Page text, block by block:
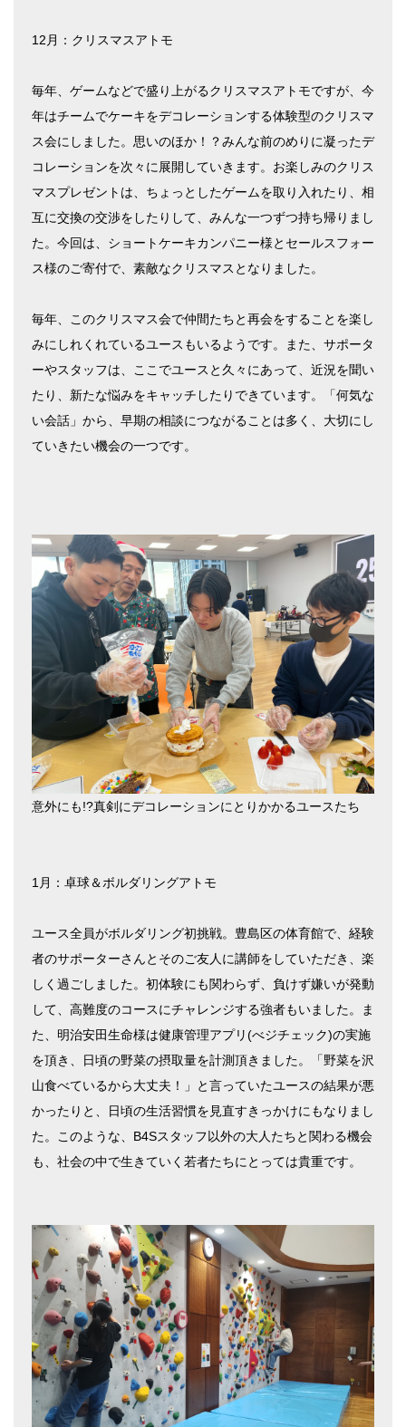
12月：クリスマスアトモ
毎年、ゲームなどで盛り上がるクリスマスアトモですが、今
年はチームでケーキをデコレーションする体験型のクリスマ
ス会にしました。思いのほか！？みんな前のめりに凝ったデ
コレーションを次々に展開していきます。お楽しみのクリス
マスプレゼントは、ちょっとしたゲームを取り入れたり、相
互に交換の交渉をしたりして、みんな一つずつ持ち帰りまし
た。今回は、ショートケーキカンパニー様とセールスフォー
ス様のご寄付で、素敵なクリスマスとなりました。
毎年、このクリスマス会で仲間たちと再会をすることを楽し
みにしれくれているユースもいるようです。また、サポータ
ーやスタッフは、ここでユースと久々にあって、近況を聞い
たり、新たな悩みをキャッチしたりできています。「何気な
い会話」から、早期の相談につながることは多く、大切にし
ていきたい機会の一つです。
意外にも!?真剣にデコレーションにとりかかるユースたち
1月：卓球＆ボルダリングアトモ
ユース全員がボルダリング初挑戦。豊島区の体育館で、経験
者のサポーターさんとそのご友人に講師をしていただき、楽
しく過ごしました。初体験にも関わらず、負けず嫌いが発動
して、高難度のコースにチャレンジする強者もいました。ま
た、明治安田生命様は健康管理アプリ(べジチェック)の実施
を頂き、日頃の野菜の摂取量を計測頂きました。「野菜を沢
山食べているから大丈夫！」と言っていたユースの結果が悪
かったりと、日頃の生活習慣を見直すきっかけにもなりまし
た。このような、B4Sスタッフ以外の大人たちと関わる機会
も、社会の中で生きていく若者たちにとっては貴重です。